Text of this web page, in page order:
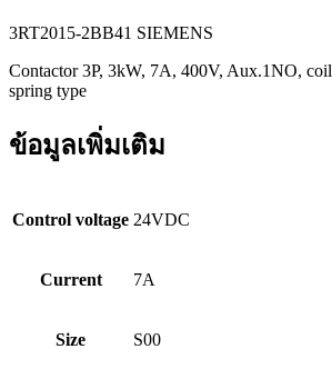
3RT2015-2BB41 SIEMENS
Contactor 3P, 3kW, 7A, 400V, Aux.1NO,
spring type
ข้อมูลเพิ่มเติม
Control voltage 24VDC
Current 7A
Size S00